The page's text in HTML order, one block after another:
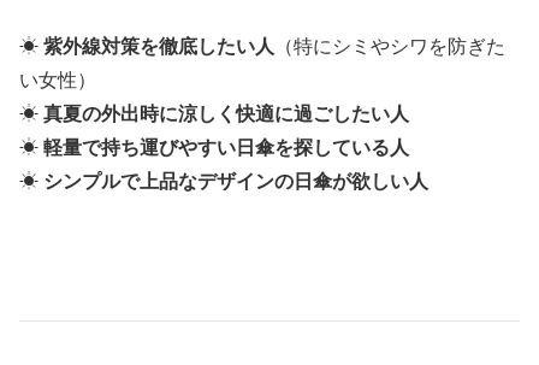
☀ 紫外線対策を徹底したい人
（特にシミやシワを防ぎた
い女性）
☀ 真夏の外出時に涼しく快適に過ごしたい人
☀ 軽量で持ち運びやすい日傘を探している人
☀ シンプルで上品なデザインの日傘が欲しい人